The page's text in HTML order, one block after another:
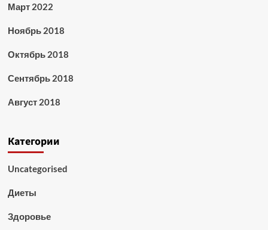
Март 2022
Ноябрь 2018
Октябрь 2018
Сентябрь 2018
Август 2018
Категории
Uncategorised
Диеты
Здоровье